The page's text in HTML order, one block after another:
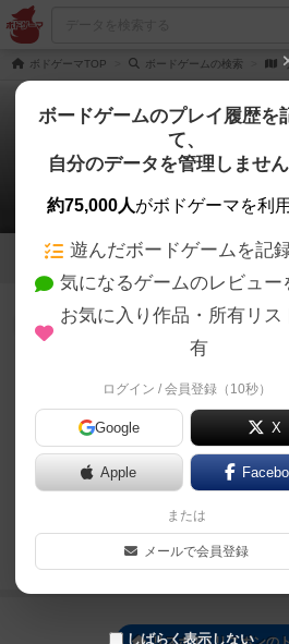
ボドゲーマTOP ボードゲームの検索
リスボア / リ
1件の戦略やコ
4 2 7
177名
ポンバル侯爵の「十七
VPは、5つ」政令カー
建設、商店のマジョリ
ジョリティ、教会(聖職
ンアクションは、貴族
ードを国会に置く。こ
立させること...
ンター
ボードゲームのプレイ履歴を
て、
自分のデータを管理しませ
約75,000人がボドゲーマを利
遊んだボードゲームを記
気になるゲームのレビュー
お気に入り作品・所有リス
有
ログイン / 会員登録（10秒）
Google X
Apple
または
メールで会員登録
しばらく表示しない